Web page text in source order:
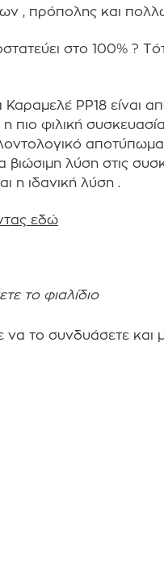
, πρόπολης και
στο 100% ?
PP18 είναι
πιο φιλική
λύση στις
η ιδανική λύση .
εδώ
το φιαλίδιο
το συνδυάσετε και